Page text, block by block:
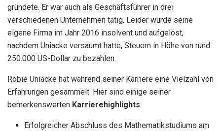
gründete. Er war auch als Geschäftsführer in drei
verschiedenen Unternehmen tätig. Leider wurde seine
eigene Firma im Jahr 2016 insolvent und aufgelöst,
nachdem Uniacke versäumt hatte, Steuern in Höhe von rund
250.000 US-Dollar zu bezahlen.
Robie Uniacke hat während seiner Karriere eine Vielzahl von
Erfahrungen gesammelt. Hier sind einige seiner
bemerkenswerten Karrierehighlights:
Erfolgreicher Abschluss des Mathematikstudiums am